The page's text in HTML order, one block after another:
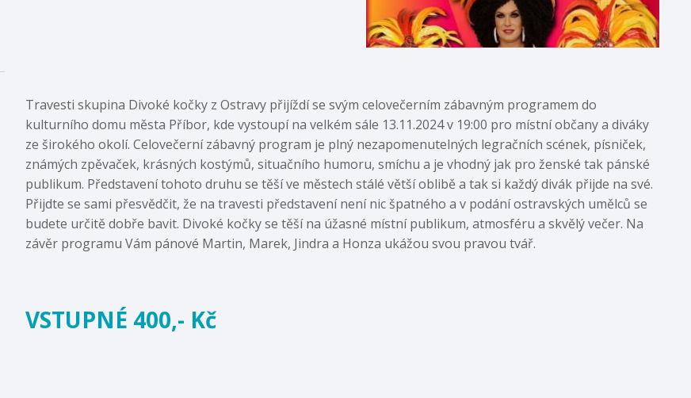
Travesti skupina Divoké kočky z Ostravy přijíždí se svým celovečerním zábavným programem do
kulturního domu města Příbor, kde vystoupí na velkém sále 13.11.2024 v 19:00 pro místní občany a diváky
ze širokého okolí. Celovečerní zábavný program je plný nezapomenutelných legračních scének, písniček,
známých zpěvaček, krásných kostýmů, situačního humoru, smíchu a je vhodný jak pro ženské tak pánské
publikum. Představení tohoto druhu se těší ve městech stálé větší oblibě a tak si každý divák přijde na své.
Přijdte se sami přesvědčit, že na travesti představení není nic špatného a v podání ostravských umělců se
budete určitě dobře bavit. Divoké kočky se těší na úžasné místní publikum, atmosféru a skvělý večer. Na
závěr programu Vám pánové Martin, Marek, Jindra a Honza ukážou svou pravou tvář.
VSTUPNÉ 400,- Kč